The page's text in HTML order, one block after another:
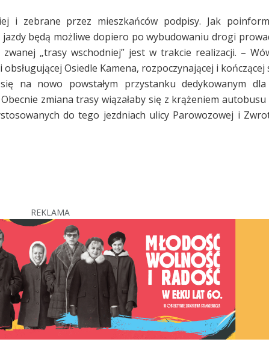
i zebrane przez mieszkańców podpisy. Jak
jazdy będą możliwe dopiero po wybudowaniu drogi
„trasy wschodniej” jest w trakcie realizacji. –
Osiedle Kamena, rozpoczynającej i
na nowo powstałym przystanku dedykowanym dla
zmiana trasy wiązałaby się z krążeniem autobusu
do tego jezdniach ulicy Parowozowej i
REKLAMA